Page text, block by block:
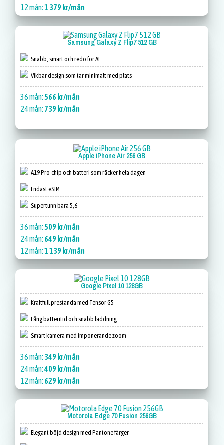
12 mån:1 379 kr/mån
Samsung Galaxy Z Flip7 512 GB
Snabb, smart och redo för AI
Vikbar design som tar minimalt med plats
36 mån:566 kr/mån
24 mån: 739 kr/mån
Apple iPhone Air 256 GB
A19 Pro-chip och batteri som räcker hela dagen
Endast eSIM
Supertunn bara 5,6
36 mån:509 kr/mån
24 mån: 649 kr/mån
12 mån:1 139 kr/mån
Google Pixel 10 128GB
Kraftfull prestanda med Tensor G5
Lång batteritid och snabb laddning
Smart kamera med imponerande zoom
36 mån: 349 kr/mån
24 mån:409 kr/mån
12 mån: 629 kr/mån
Motorola Edge 70 Fusion 256GB
Elegant böjd design med Pantone färger